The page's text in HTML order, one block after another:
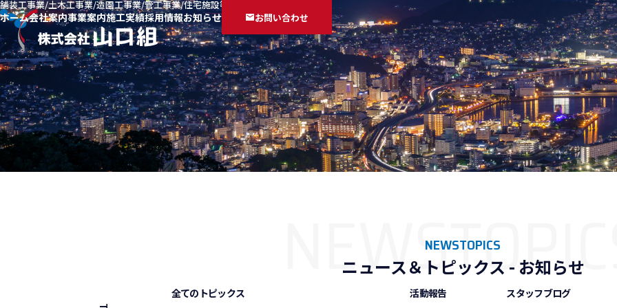
舗装工事業/土木工事業/造園工事業/管工事業/住宅施設等
ホーム会社案内事業案内施工実績採用情報お知らせ お問い合わせ
NEWSTOPICS
ニュース＆トピックス - お知らせ
全てのトピックス 活動報告 スタッフブログ